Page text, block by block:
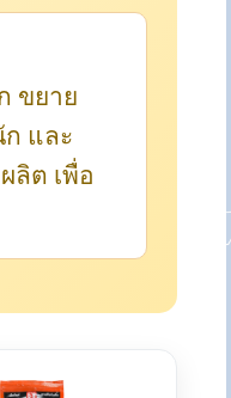
ขยาย
และ
ลิต เพื่อ